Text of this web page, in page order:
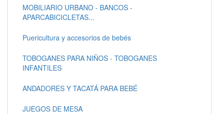
MOBILIARIO URBANO - BANCOS -
APARCABICICLETAS...
Puericultura y accesorios de bebés
TOBOGANES PARA NIÑOS - TOBOGANES
INFANTILES
ANDADORES Y TACATÁ PARA BEBÉ
JUEGOS DE MESA